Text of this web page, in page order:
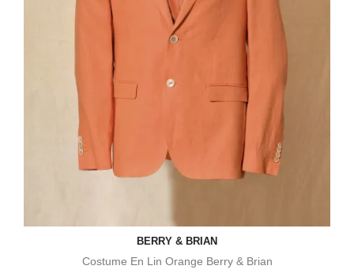
BERRY & BRIAN
Costume En Lin Orange Berry & Brian